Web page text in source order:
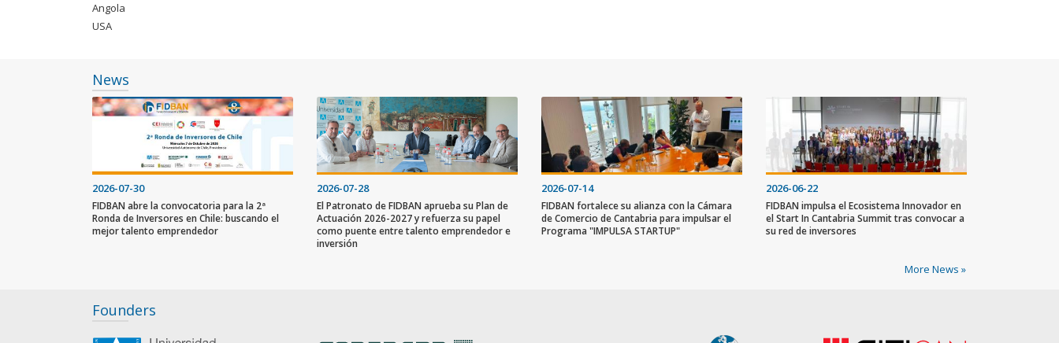
Angola
USA
News
2026-07-30
FIDBAN abre la convocatoria para la 2ª
Ronda de Inversores en Chile: buscando el
mejor talento emprendedor
2026-07-28
El Patronato de FIDBAN aprueba su Plan de
Actuación 2026-2027 y refuerza su papel
como puente entre talento emprendedor e
inversión
2026-07-14
FIDBAN fortalece su alianza con la Cámara
de Comercio de Cantabria para impulsar el
Programa "IMPULSA STARTUP"
2026-06-22
FIDBAN impulsa el Ecosistema Innovador en
el Start In Cantabria Summit tras convocar a
su red de inversores
More News »
Founders